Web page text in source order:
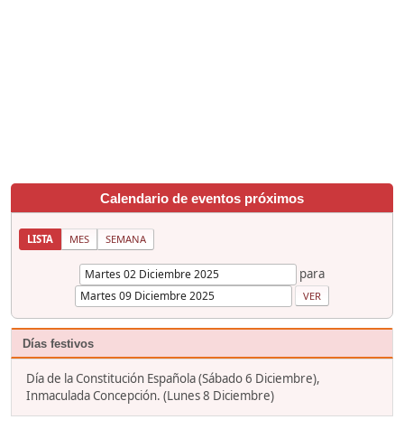
Calendario de eventos próximos
LISTA MES SEMANA
para
Días festivos
Día de la Constitución Española (Sábado 6 Diciembre),
Inmaculada Concepción. (Lunes 8 Diciembre)